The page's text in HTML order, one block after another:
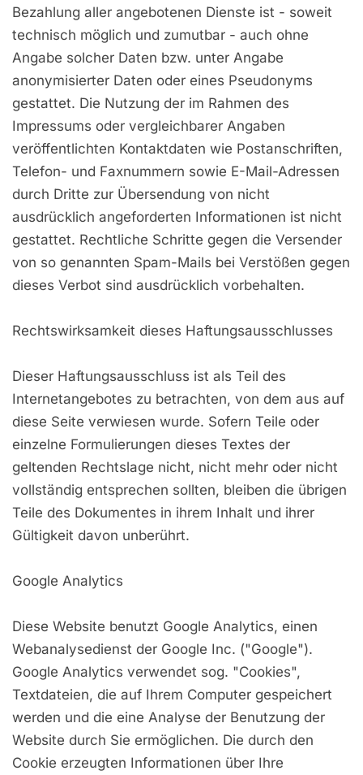
Bezahlung aller angebotenen Dienste ist - soweit
technisch möglich und zumutbar - auch ohne
Angabe solcher Daten bzw. unter Angabe
anonymisierter Daten oder eines Pseudonyms
gestattet. Die Nutzung der im Rahmen des
Impressums oder vergleichbarer Angaben
veröffentlichten Kontaktdaten wie Postanschriften,
Telefon- und Faxnummern sowie E-Mail-Adressen
durch Dritte zur Übersendung von nicht
ausdrücklich angeforderten Informationen ist nicht
gestattet. Rechtliche Schritte gegen die Versender
von so genannten Spam-Mails bei Verstößen gegen
dieses Verbot sind ausdrücklich vorbehalten.
Rechtswirksamkeit dieses Haftungsausschlusses
Dieser Haftungsausschluss ist als Teil des
Internetangebotes zu betrachten, von dem aus auf
diese Seite verwiesen wurde. Sofern Teile oder
einzelne Formulierungen dieses Textes der
geltenden Rechtslage nicht, nicht mehr oder nicht
vollständig entsprechen sollten, bleiben die übrigen
Teile des Dokumentes in ihrem Inhalt und ihrer
Gültigkeit davon unberührt.
Google Analytics
Diese Website benutzt Google Analytics, einen
Webanalysedienst der Google Inc. ("Google").
Google Analytics verwendet sog. "Cookies",
Textdateien, die auf Ihrem Computer gespeichert
werden und die eine Analyse der Benutzung der
Website durch Sie ermöglichen. Die durch den
Cookie erzeugten Informationen über Ihre